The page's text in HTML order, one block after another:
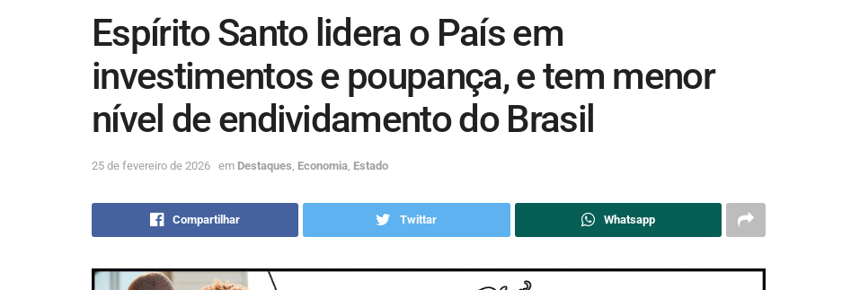
Espírito Santo lidera o País em
investimentos e poupança, e tem menor
nível de endividamento do Brasil
25 de fevereiro de 2026 em Destaques Economia Estado
Compartilhar Twittar Whatsapp